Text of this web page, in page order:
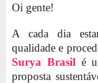
Oi gente!
A cada dia
qualidade e
Surya Brasil é
proposta